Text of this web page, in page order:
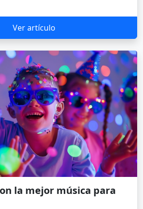
Ver artículo
la mejor música para